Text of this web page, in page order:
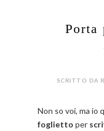
Porta
SCRITTO DA
Non so voi, ma io
foglietto per